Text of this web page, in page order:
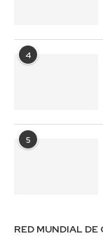
4
5
RED MUNDIAL DE